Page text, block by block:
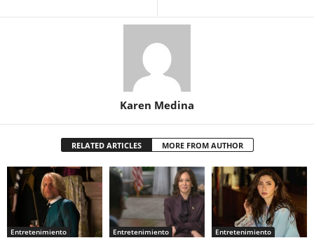
Karen Medina
RELATED ARTICLES MORE FROM AUTHOR
Entretenimiento Entretenimiento Entretenimiento